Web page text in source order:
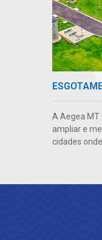
A Aegea MT
ampliar e
cidades